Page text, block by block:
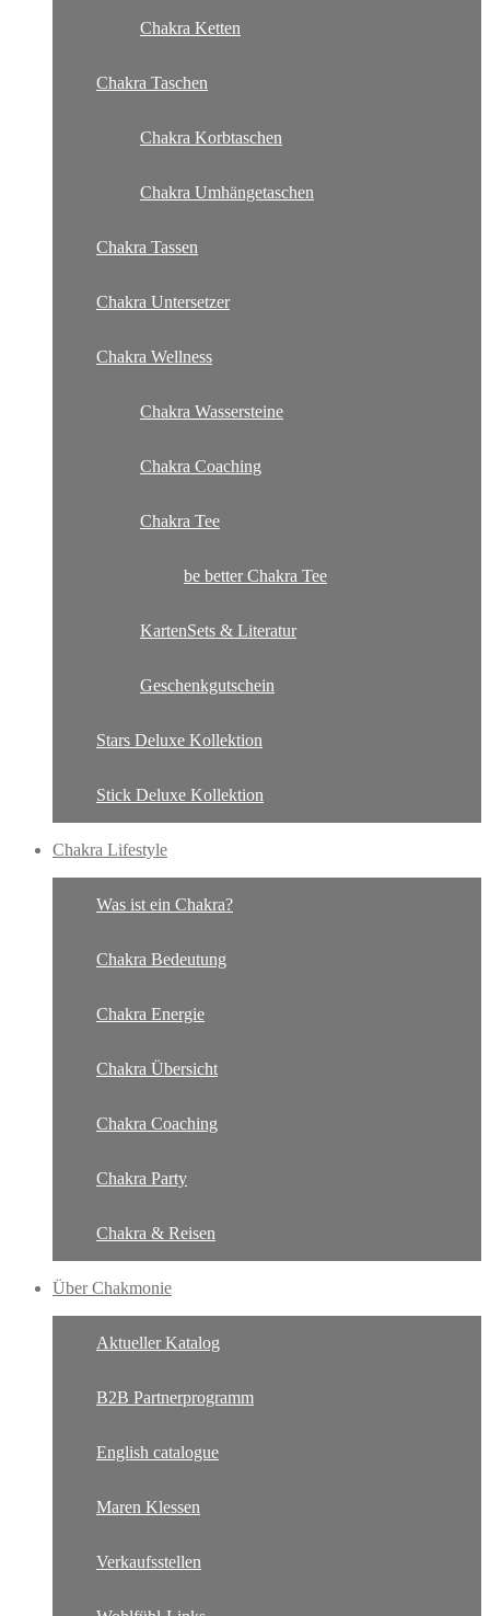
Chakra Ketten
Chakra Taschen
Chakra Korbtaschen
Chakra Umhängetaschen
Chakra Tassen
Chakra Untersetzer
Chakra Wellness
Chakra Wassersteine
Chakra Coaching
Chakra Tee
be better Chakra Tee
KartenSets & Literatur
Geschenkgutschein
Stars Deluxe Kollektion
Stick Deluxe Kollektion
Chakra Lifestyle
Was ist ein Chakra?
Chakra Bedeutung
Chakra Energie
Chakra Übersicht
Chakra Coaching
Chakra Party
Chakra & Reisen
Über Chakmonie
Aktueller Katalog
B2B Partnerprogramm
English catalogue
Maren Klessen
Verkaufsstellen